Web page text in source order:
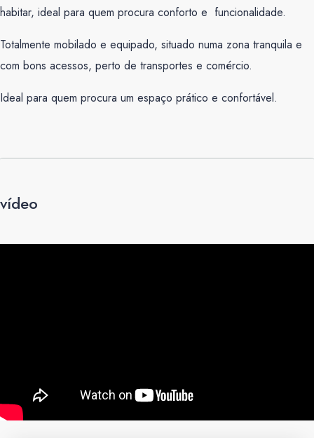
habitar, ideal para quem procura conforto e funcionalidade.
Totalmente mobilado e equipado, situado numa zona tranquila e
com bons acessos, perto de transportes e comércio.
Ideal para quem procura um espaço prático e confortável.
vídeo